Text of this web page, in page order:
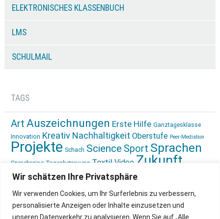
Wir schätzen Ihre Privatsphäre
Wir verwenden Cookies, um Ihr Surferlebnis zu verbessern,
personalisierte Anzeigen oder Inhalte einzusetzen und
unseren Datenverkehr zu analysieren. Wenn Sie auf „Alle
ELEKTRONISCHES KLASSENBUCH
LMS
SCHULMAIL
TAGS
Art Auszeichnungen Erste Hilfe Ganztagesklasse
Innovation Kreativ Nachhaltigkeit Oberstufe Peer-Mediation
Projekte Schach Science Sport Sprachen
Sprachreise Tagesbetreuung Textil Video Zukunft
gestalten Ökologie